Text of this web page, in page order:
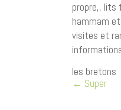
propre,, lits
hammam
visites et
les bretons
← Super